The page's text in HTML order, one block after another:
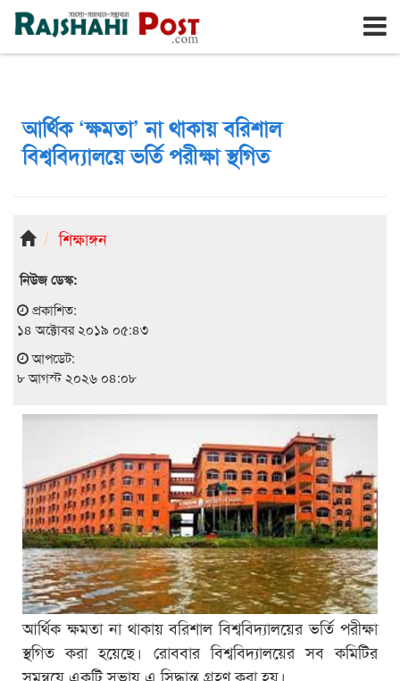
রাজশাহী শনিবার, ৮ই আগস্ট ২০২৬, ২৪শে শ্রাবণ ১৪৩৩
আর্থিক ‘ক্ষমতা’ না থাকায় বরিশাল
বিশ্ববিদ্যালয়ে ভর্তি পরীক্ষা স্থগিত
শিক্ষাঙ্গন
নিউজ ডেস্ক:
প্রকাশিত:
১৪ অক্টোবর ২০১৯ ০৫:৪৩
আপডেট:
৮ আগস্ট ২০২৬ ০৪:০৮
আর্থিক ক্ষমতা না থাকায় বরিশাল বিশ্ববিদ্যালয়ের ভর্তি পরীক্ষা
স্থগিত করা হয়েছে। রোববার বিশ্ববিদ্যালয়ের সব কমিটির
সমন্বয়ে একটি সভায় এ সিদ্ধান্ত গ্রহণ করা হয়।